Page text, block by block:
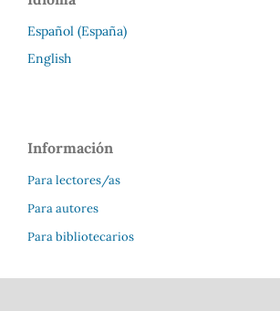
Español (España)
English
Información
Para lectores/as
Para autores
Para bibliotecarios